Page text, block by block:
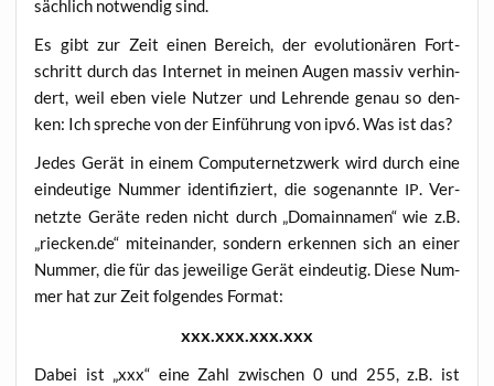
säch­lich not­wen­dig sind.
Es gibt zur Zeit einen Bereich, der evo­lu­tio­nä­ren Fort­
schritt durch das Inter­net in mei­nen Augen mas­siv ver­hin­
dert, weil eben vie­le Nut­zer und Leh­ren­de genau so den­
ken: Ich spre­che von der Ein­füh­rung von ipv6. Was ist das?
Jedes Gerät in einem Com­pu­ter­netz­werk wird durch eine
ein­deu­ti­ge Num­mer iden­ti­fi­ziert, die soge­nann­te IP. Ver­
netz­te Gerä­te reden nicht durch „Domain­na­men“ wie z.B.
„riecken.de“ mit­ein­an­der, son­dern erken­nen sich an einer
Num­mer, die für das jewei­li­ge Gerät ein­deu­tig. Die­se Num­
mer hat zur Zeit fol­gen­des Format:
xxx.xxx.xxx.xxx
Dabei ist „xxx“ eine Zahl zwi­schen 0 und 255, z.B. ist